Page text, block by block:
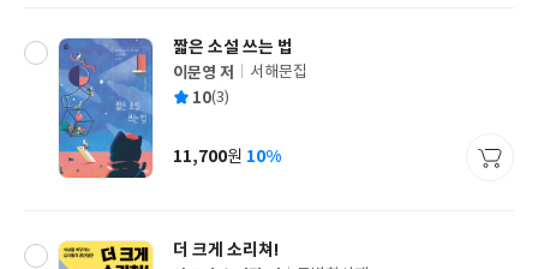
짧은 소설 쓰는 법
글
쓴
이문영 저
출
사
서해문집
평 10(3)
가
11,700원 10%
더 크게 소리쳐!